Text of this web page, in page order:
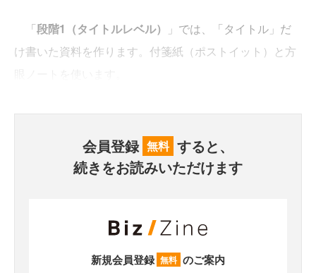
「段階1（タイトルレベル）
」では、「タイトル」だ
け書いた資料を作ります。付箋紙（ポストイット）と方
会員登録 無料 すると、
続きをお読みいただけます
新規会員登録 無料 のご案内